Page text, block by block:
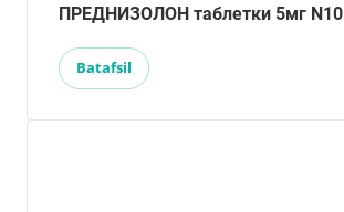
ПРЕДНИЗОЛОН таблетки 5мг N10
Batafsil